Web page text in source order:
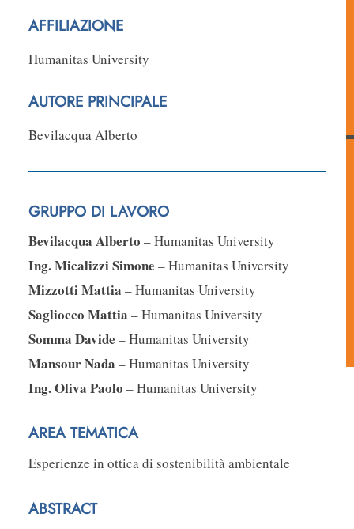
AFFILIAZIONE
Humanitas University
AUTORE PRINCIPALE
Bevilacqua Alberto
GRUPPO DI LAVORO
Bevilacqua Alberto – Humanitas University
Ing. Micalizzi Simone – Humanitas University
Mizzotti Mattia – Humanitas University
Sagliocco Mattia – Humanitas University
Somma Davide – Humanitas University
Mansour Nada – Humanitas University
Ing. Oliva Paolo – Humanitas University
AREA TEMATICA
Esperienze in ottica di sostenibilità ambientale
ABSTRACT